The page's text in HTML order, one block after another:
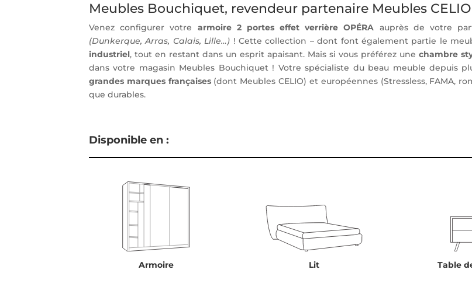
Meubles Bouchiquet, revendeur partenaire Meubles
Venez configurer votre armoire 2 portes effet verrière OPÉRA auprès de votre
(Dunkerque, Arras, Calais, Lille…) ! Cette collection – dont font également partie le
industriel, tout en restant dans un esprit apaisant. Mais si vous préférez une chambre
dans votre magasin Meubles Bouchiquet ! Votre spécialiste du beau meuble depuis
grandes marques françaises(dont Meubles CELIO) et européennes (Stressless, FAMA,
que durables.
Disponible en :
Armoire Lit Table